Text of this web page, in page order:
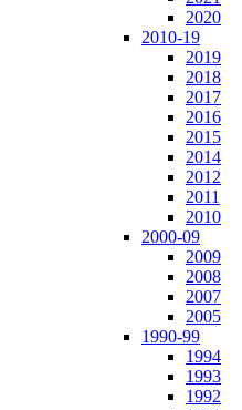
2020
2010-19
2019
2018
2017
2016
2015
2014
2012
2011
2010
2000-09
2009
2008
2007
2005
1990-99
1994
1993
1992